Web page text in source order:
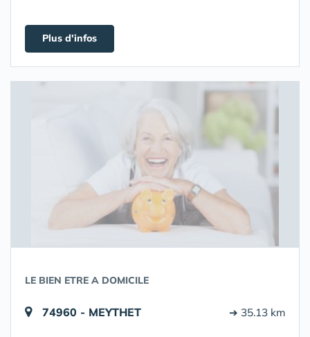
Plus d'infos
LE BIEN ETRE A DOMICILE
74960 - MEYTHET ➔ 35.13 km